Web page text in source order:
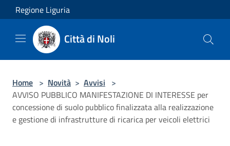
Salta al contenuto principale
Regione Liguria
Città di Noli
Home > Novità > Avvisi >
AVVISO PUBBLICO MANIFESTAZIONE DI INTERESSE per
concessione di suolo pubblico finalizzata alla realizzazione
e gestione di infrastrutture di ricarica per veicoli elettrici